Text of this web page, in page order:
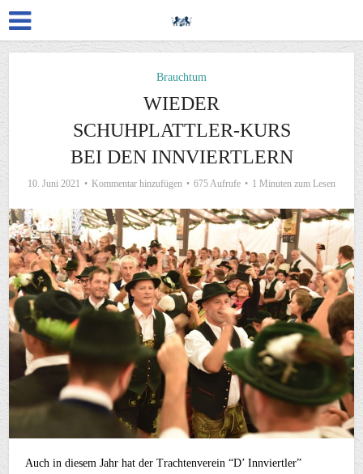
Brauchtum
WIEDER
SCHUHPLATTLER-KURS
BEI DEN INNVIERTLERN
10. Juni 2021 Kommentar hinzufügen 675 Aufrufe 1 Minuten zum Lesen
Auch in diesem Jahr hat der Trachtenverein “D’ Innviertler”